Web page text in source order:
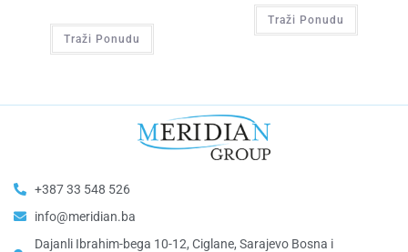
Traži Ponudu
Traži Ponudu
+387 33 548 526
info@meridian.ba
Dajanli Ibrahim-bega 10-12, Ciglane, Sarajevo Bosna i